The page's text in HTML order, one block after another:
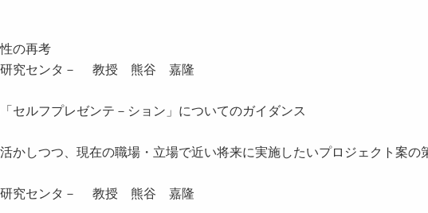
の再考
研究センタ－ 教授 熊谷 嘉隆
セルフプレゼンテ－ション」についてのガイダンス
かしつつ、現在の職場・立場で近い将来に実施したいプロジェクト案の
研究センタ－ 教授 熊谷 嘉隆